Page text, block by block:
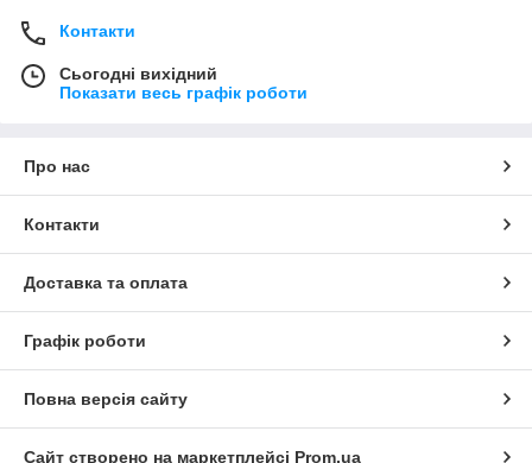
Контакти
Сьогодні вихідний
Показати весь графік роботи
Про нас
Контакти
Доставка та оплата
Графік роботи
Повна версія сайту
Сайт створено на маркетплейсі Prom.ua